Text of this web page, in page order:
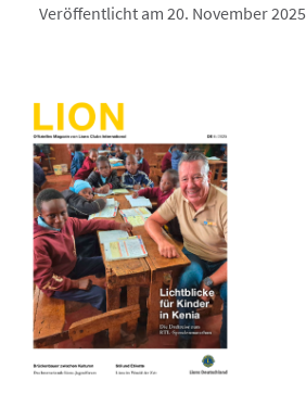
Veröffentlicht am 20. November 2025